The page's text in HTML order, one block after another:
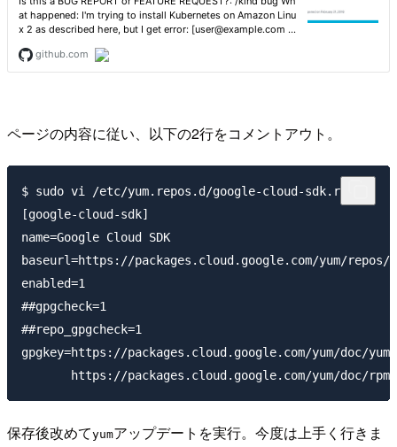
ページの内容に従い、以下の2行をコメントアウト。
$ sudo vi /etc/yum.repos.d/google-cloud-sdk.repo
[google-cloud-sdk]
name=Google Cloud SDK
baseurl=https://packages.cloud.google.com/yum/repos/
enabled=1
##gpgcheck=1
##repo_gpgcheck=1
gpgkey=https://packages.cloud.google.com/yum/doc/
保存後改めてyumアップデートを実行。今度は上手く行きま